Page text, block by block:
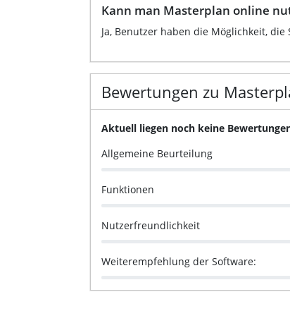
Kann man Masterplan online
Ja, Benutzer haben die Möglichkeit,
Bewertungen zu
Aktuell liegen noch keine
Allgemeine Beurteilung
Funktionen
Nutzerfreundlichkeit
Weiterempfehlung der Software: